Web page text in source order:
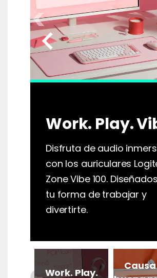
Work. Play.
Disfruta de audio
con los auriculares
Zone Vibe 100.
tu forma de trabajar y
divertirte.
chevron_left
Work. Play.